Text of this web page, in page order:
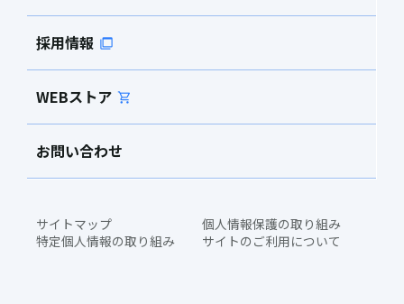
採用情報
WEBストア
お問い合わせ
サイトマップ
個人情報保護の取り組み
特定個人情報の取り組み
サイトのご利用について